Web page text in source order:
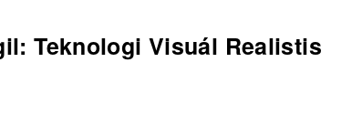
Teknologi Visuál Realistis